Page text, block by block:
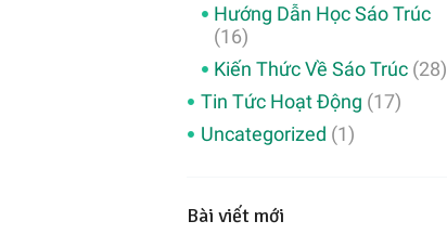
Hướng Dẫn Học Sáo Trúc
(16)
Kiến Thức Về Sáo Trúc (28)
Tin Tức Hoạt Động (17)
Uncategorized (1)
Bài viết mới